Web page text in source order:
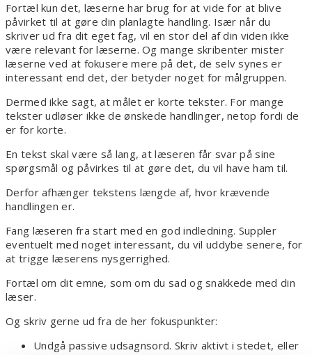
Fortæl kun det, læserne har brug for at vide for at blive
påvirket til at gøre din planlagte handling. Især når du
skriver ud fra dit eget fag, vil en stor del af din viden ikke
være relevant for læserne. Og mange skribenter mister
læserne ved at fokusere mere på det, de selv synes er
interessant end det, der betyder noget for målgruppen.
Dermed ikke sagt, at målet er korte tekster. For mange
tekster udløser ikke de ønskede handlinger, netop fordi de
er for korte.
En tekst skal være så lang, at læseren får svar på sine
spørgsmål og påvirkes til at gøre det, du vil have ham til.
Derfor afhænger tekstens længde af, hvor krævende
handlingen er.
Fang læseren fra start med en god indledning. Suppler
eventuelt med noget interessant, du vil uddybe senere, for
at trigge læserens nysgerrighed.
Fortæl om dit emne, som om du sad og snakkede med din
læser.
Og skriv gerne ud fra de her fokuspunkter:
Undgå passive udsagnsord. Skriv aktivt i stedet, eller